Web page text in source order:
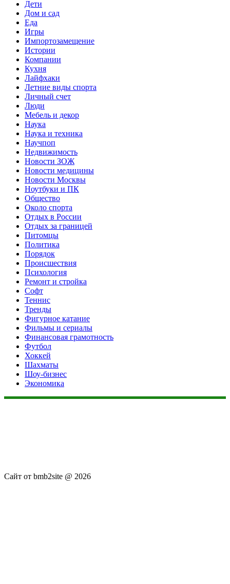
Дети
Дом и сад
Еда
Игры
Импортозамещение
Истории
Компании
Кухня
Лайфхаки
Летние виды спорта
Личный счет
Люди
Мебель и декор
Наука
Наука и техника
Научпоп
Недвижимость
Новости ЗОЖ
Новости медицины
Новости Москвы
Ноутбуки и ПК
Общество
Около спорта
Отдых в России
Отдых за границей
Питомцы
Политика
Порядок
Происшествия
Психология
Ремонт и стройка
Софт
Теннис
Тренды
Фигурное катание
Фильмы и сериалы
Финансовая грамотность
Футбол
Хоккей
Шахматы
Шоу-бизнес
Экономика
Сайт от bmb2site @ 2026